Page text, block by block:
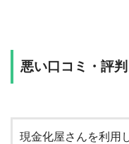
悪い口コミ・評判
現金化屋さんを利用